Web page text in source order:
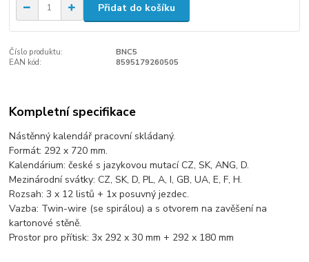
Přidat do košíku
Číslo produktu:
BNC5
EAN kód:
8595179260505
Kompletní specifikace
Nástěnný kalendář pracovní skládaný.
Formát: 292 x 720 mm.
Kalendárium: české s jazykovou mutací CZ, SK, ANG, D.
Mezinárodní svátky: CZ, SK, D, PL, A, I, GB, UA, E, F, H.
Rozsah: 3 x 12 listů + 1x posuvný jezdec.
Vazba: Twin-wire (se spirálou) a s otvorem na zavěšení na
kartonové stěně.
Prostor pro přítisk: 3x 292 x 30 mm + 292 x 180 mm